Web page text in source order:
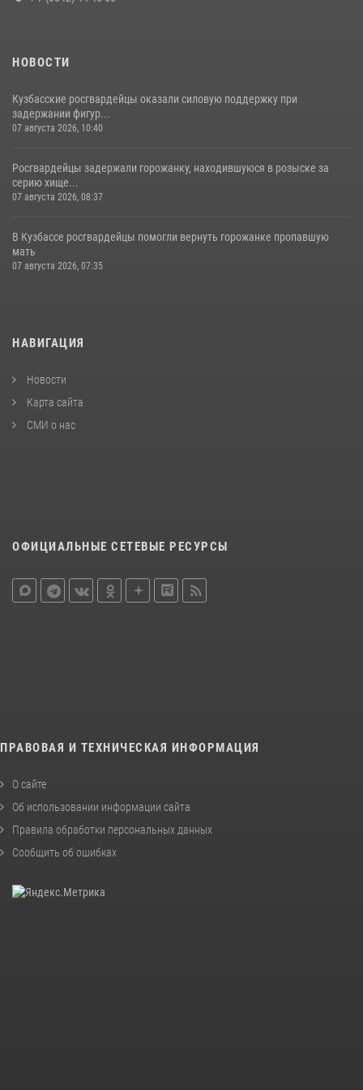
НОВОСТИ
Кузбасские росгвардейцы оказали силовую поддержку при
задержании фигур...
07 августа 2026, 10:40
Росгвардейцы задержали горожанку, находившуюся в розыске за
серию хище...
07 августа 2026, 08:37
В Кузбассе росгвардейцы помогли вернуть горожанке пропавшую
мать
07 августа 2026, 07:35
НАВИГАЦИЯ
Новости
Карта сайта
СМИ о нас
ОФИЦИАЛЬНЫЕ СЕТЕВЫЕ РЕСУРСЫ
ПРАВОВАЯ И ТЕХНИЧЕСКАЯ ИНФОРМАЦИЯ
О сайте
Об использовании информации сайта
Правила обработки персональных данных
Сообщить об ошибках